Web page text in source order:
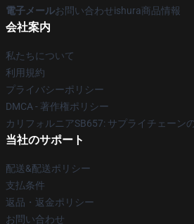
電子メールお問い合わせishura商品情報
会社案内
私たちについて
利用規約
プライバシーポリシー
DMCA - 著作権ポリシー
カリフォルニアSB657: サプライチェーン
当社のサポート
配送&配送ポリシー
支払条件
返品・返金ポリシー
お問い合わせ